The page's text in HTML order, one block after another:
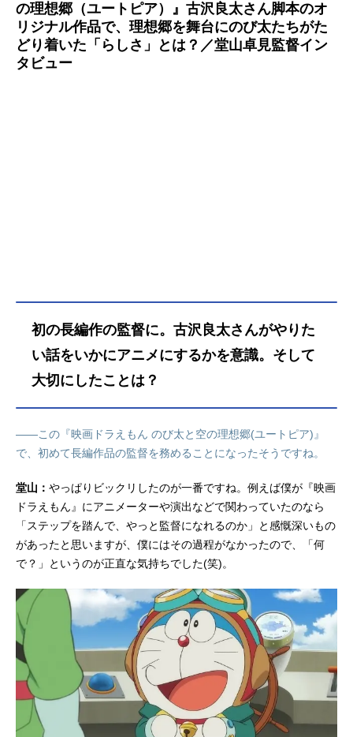
の理想郷（ユートピア）』古沢良太さん脚本のオ
リジナル作品で、理想郷を舞台にのび太たちがた
どり着いた「らしさ」とは？／堂山卓見監督イン
タビュー
初の長編作の監督に。古沢良太さんがやりた
い話をいかにアニメにするかを意識。そして
大切にしたことは？
――この『映画ドラえもん のび太と空の理想郷(ユートピア)』
で、初めて長編作品の監督を務めることになったそうですね。
堂山： やっぱりビックリしたのが一番ですね。例えば僕が『映画
ドラえもん』にアニメーターや演出などで関わっていたのなら
「ステップを踏んで、やっと監督になれるのか」と感慨深いもの
があったと思いますが、僕にはその過程がなかったので、「何
で？」というのが正直な気持ちでした(笑)。